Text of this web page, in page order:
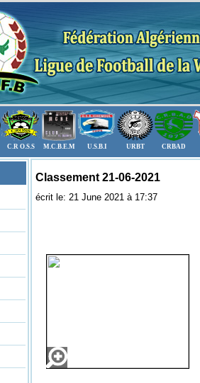
C.R O.S.S M.C.B.E.M U.S.B.I URBT CRBAD
Classement 21-06-2021
écrit le: 21 June 2021 à 17:37